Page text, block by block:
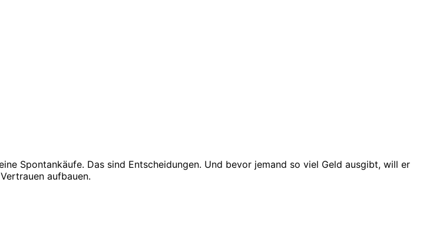
Spontankäufe. Das sind Entscheidungen. Und bevor jemand so viel Geld ausgibt, will er
aufbauen.